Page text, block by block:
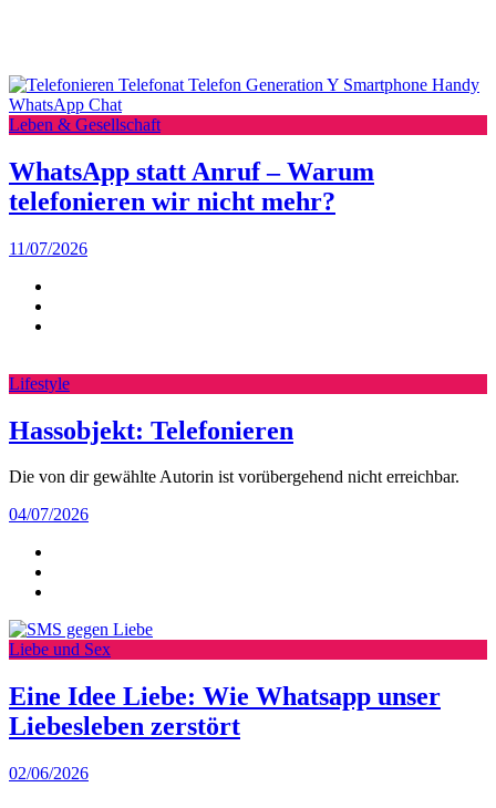
Leben & Gesellschaft
WhatsApp statt Anruf – Warum
telefonieren wir nicht mehr?
11/07/2026
Lifestyle
Hassobjekt: Telefonieren
Die von dir gewählte Autorin ist vorübergehend nicht erreichbar.
04/07/2026
Liebe und Sex
Eine Idee Liebe: Wie Whatsapp unser
Liebesleben zerstört
02/06/2026